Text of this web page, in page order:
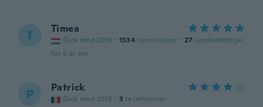
T Timea
Gick med 2019 · 1334 recensioner · 27 uppladdningar
för 5 år sen
P Patrick
Gick med 2018 · 3 recensioner